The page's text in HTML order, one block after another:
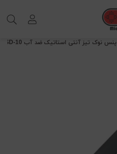
پنس نوک تیز آنتی استاتیک ضد آب ESD-10 برند DTEC